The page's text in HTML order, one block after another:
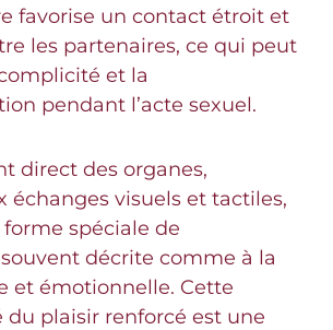
favorise un contact étroit et
les partenaires, ce qui peut
et la
pendant l’acte sexuel.
direct des organes,
échanges visuels et tactiles,
spéciale de
décrite comme à la
et émotionnelle. Cette
plaisir renforcé est une